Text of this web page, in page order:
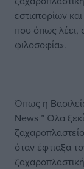
εστιατορίων
που όπως λέει,
φιλοσοφία».
Όπως η
News ” Όλα
όταν έφτιαξα